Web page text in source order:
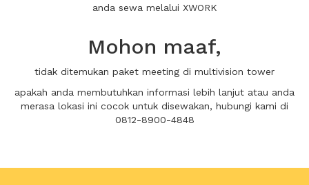
anda sewa melalui XWORK
Mohon maaf,
tidak ditemukan paket meeting di multivision tower
apakah anda membutuhkan informasi lebih lanjut atau anda
merasa lokasi ini cocok untuk disewakan, hubungi kami di
0812-8900-4848